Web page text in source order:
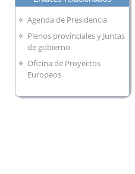
Agenda de Presidencia
Plenos provinciales y Juntas
de gobierno
Oficina de Proyectos
Europeos